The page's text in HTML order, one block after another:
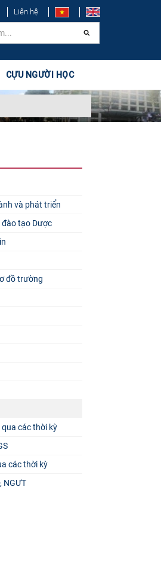
Liên hệ
CỰU NGƯỜI HỌC
và phát triển
đào tạo Dược
đồ trường
các thời kỳ
các thời kỳ
NGƯT